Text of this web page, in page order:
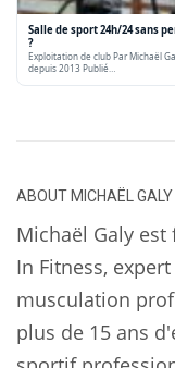
Salle de sport 24h/24 sans
?
Exploitation de club Par Michaël
depuis 2013 Publié…
ABOUT MICHAËL GALY
Michaël Galy
In Fitness,
musculation
plus de 15 ans